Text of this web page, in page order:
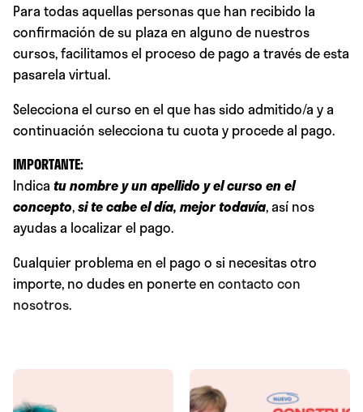
Para todas aquellas personas que han recibido la
confirmación de su plaza en alguno de nuestros
cursos, facilitamos el proceso de pago a través de esta
pasarela virtual.
Selecciona el curso en el que has sido admitido/a y a
continuación selecciona tu cuota y procede al pago.
IMPORTANTE:
Indica tu nombre y un apellido y el curso en el
concepto,si te cabe el día, mejor todavía, así nos
ayudas a localizar el pago.
Cualquier problema en el pago o si necesitas otro
importe, no dudes en ponerte en contacto con
nosotros.